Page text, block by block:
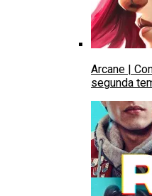
Arcane |
segunda